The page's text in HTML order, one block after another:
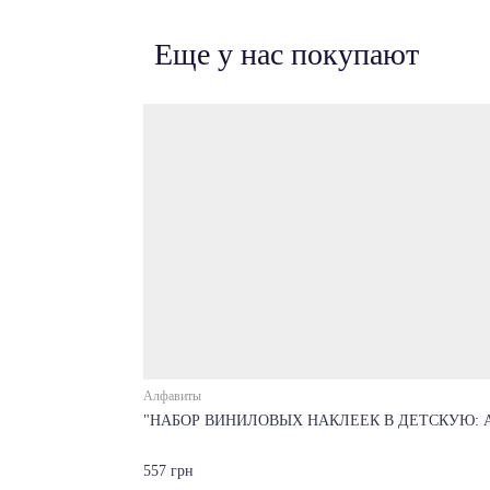
Еще у нас покупают
Алфавиты
"НАБОР ВИНИЛОВЫХ НАКЛЕЕК В ДЕТСКУЮ:
557 грн